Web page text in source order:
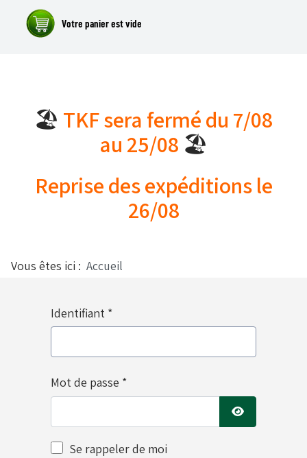
🏖️ TKF sera fermé du 7/08
au 25/08 🏖️
Reprise des expéditions le
26/08
Vous êtes ici : Accueil
Identifiant *
Mot de passe *
Afficher le mot
Se rappeler de moi
Carrosseries
Leviers de vitesses
Moyeux - Porte-couronnes
Pare chocs - Barres
Alfano